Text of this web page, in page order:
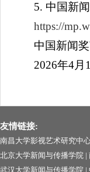
5. 中国新
https://
中国新闻
2026年4月
友情链接:
南昌大学影视艺术研究中
北京大学新闻与传播学院 |
武汉大学新闻与传播学院 |